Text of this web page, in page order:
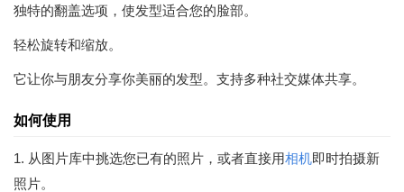
独特的翻盖选项，使发型适合您的脸部。
轻松旋转和缩放。
它让你与朋友分享你美丽的发型。支持多种社交媒体共享。
如何使用
1. 从图片库中挑选您已有的照片，或者直接用相机即时拍摄新
照片。